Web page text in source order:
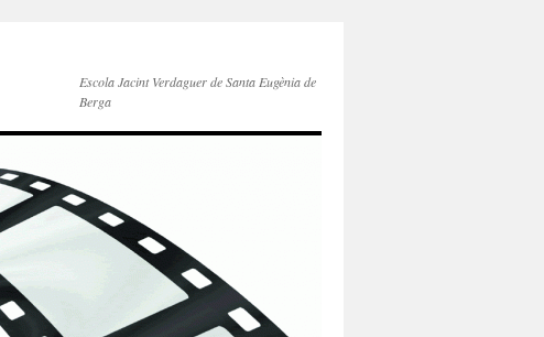
Escola Jacint Verdaguer de Santa Eugènia de
Berga